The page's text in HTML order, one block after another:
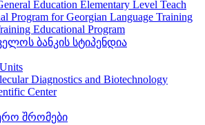
Education Elementary Level Teach
Program for Georgian Language Training
Educational Program
ბანკის სტიპენდია
Diagnostics and Biotechnology
Center
შრომები